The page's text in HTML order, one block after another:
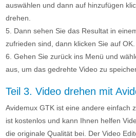
auswählen und dann auf hinzufügen
drehen.
5. Dann sehen Sie das Resultat in
zufrieden sind, dann klicken Sie auf OK.
6. Gehen Sie zurück ins Menü und
aus, um das gedrehte Video zu
Teil 3. Video drehen mit
Avidemux GTK ist eine andere einfach
ist kostenlos und kann Ihnen helfen
die originale Qualität bei. Der Video